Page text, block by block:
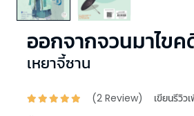
ออกจากจวนมาไขค
เหยาจี้ซาน
(2 Review) เขียนรีวิว